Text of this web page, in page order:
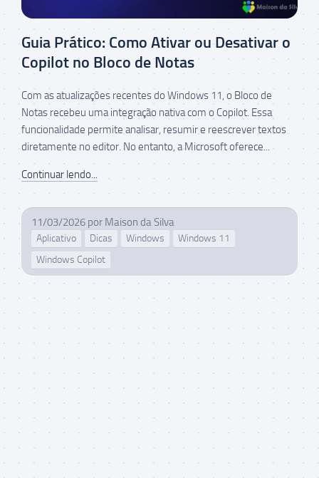
Guia Prático: Como Ativar ou Desativar o
Copilot no Bloco de Notas
Com as atualizações recentes do Windows 11, o Bloco de
Notas recebeu uma integração nativa com o Copilot. Essa
funcionalidade permite analisar, resumir e reescrever textos
diretamente no editor. No entanto, a Microsoft oferece...
Continuar lendo...
11/03/2026 por Maison da Silva
Aplicativo Dicas Windows
Windows 11
Windows Copilot